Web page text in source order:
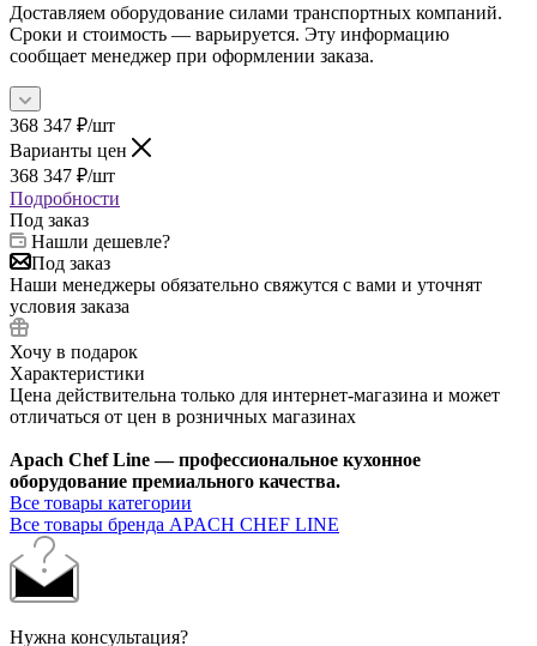
Доставляем оборудование силами транспортных компаний.
Сроки и стоимость — варьируется. Эту информацию
сообщает менеджер при оформлении заказа.
368 347 ₽/шт
Варианты цен
368 347 ₽/шт
Подробности
Под заказ
Нашли дешевле?
Под заказ
Наши менеджеры обязательно свяжутся с вами и уточнят
условия заказа
Хочу в подарок
Характеристики
Цена действительна только для интернет-магазина и может
отличаться от цен в розничных магазинах
Apach Chef Line — профессиональное кухонное
оборудование премиального качества.
Все товары категории
Все товары бренда APACH CHEF LINE
Нужна консультация?